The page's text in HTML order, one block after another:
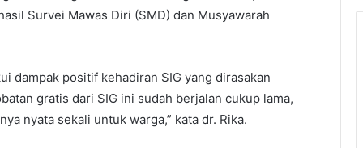
Survei Mawas Diri (SMD) dan Musyawarah
dampak positif kehadiran SIG yang dirasakan
gratis dari SIG ini sudah berjalan cukup lama,
nyata sekali untuk warga,” kata dr. Rika.